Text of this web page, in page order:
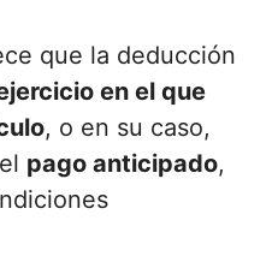
que la deducción
en el que
, o en su caso,
pago anticipado,